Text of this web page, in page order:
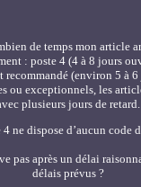
de temps mon article
: poste 4 (4 à 8 jours
recommandé (environ 5 à
ou exceptionnels, les
plusieurs jours de retard.
4 ne dispose d’aucun code
pas après un délai
délais prévus ?